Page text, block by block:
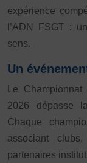
JE SOUHAITE
Activités
Activités
Atelier d’aventure
Athlé-Marche
Athlétisme – Piste
Autres activités de
expérience
l’ADN FSGT :
sens.
Un
Le
2026 dépasse
Chaque
associant
partenaires